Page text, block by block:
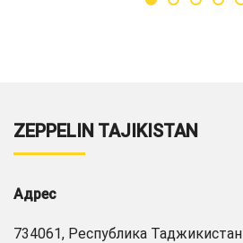
ZEPPELIN TAJIKISTAN
Адрес
734061, Республика Таджикистан